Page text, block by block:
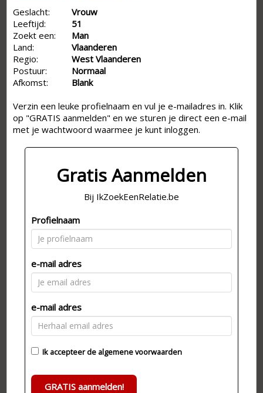
Geslacht:
Vrouw
Leeftijd:
51
Zoekt een:
Man
Land:
Vlaanderen
Regio:
West Vlaanderen
Postuur:
Normaal
Afkomst:
Blank
Verzin een leuke profielnaam en vul je e-mailadres in. Klik
op "GRATIS aanmelden" en we sturen je direct een e-mail
met je wachtwoord waarmee je kunt inloggen.
Gratis Aanmelden
Bij IkZoekEenRelatie.be
Profielnaam
e-mail adres
e-mail adres
Ik accepteer de algemene voorwaarden
GRATIS aanmelden!